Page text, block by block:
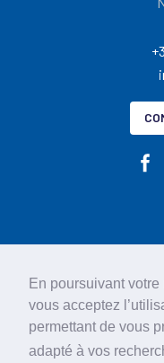
En poursuivant
vous acceptez
permettant de vous
adapté à vos